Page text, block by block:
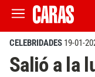
CELEBRIDADES 19-01-
Salió a la